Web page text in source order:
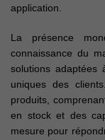
application.
La présence
connaissance du
solutions adaptées
uniques des
produits,
en stock et des
mesure pour